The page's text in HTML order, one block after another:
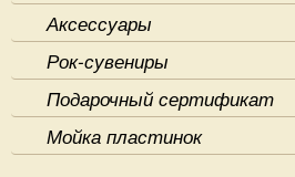
Аксессуары
Рок-сувениры
Подарочный сертификат
Мойка пластинок